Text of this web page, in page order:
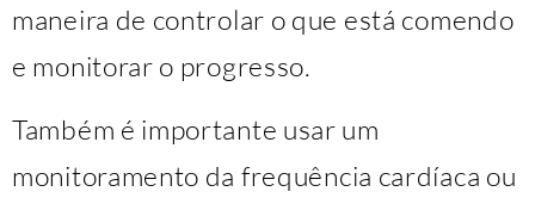
maneira de controlar o que está comendo
e monitorar o progresso.
Também é importante usar um
monitoramento da frequência cardíaca ou